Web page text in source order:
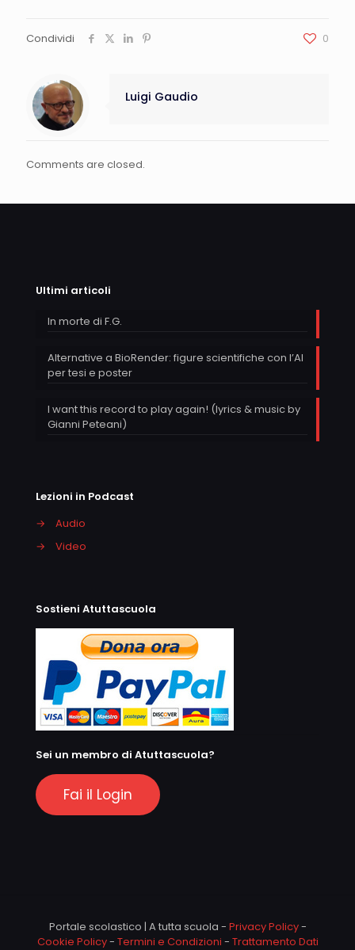
Condividi 0
Luigi Gaudio
Comments are closed.
Ultimi articoli
In morte di F.G.
Alternative a BioRender: figure scientifiche con l’AI
per tesi e poster
I want this record to play again! (lyrics & music by
Gianni Peteani)
Lezioni in Podcast
→
Audio
→
Video
Sostieni Atuttascuola
Sei un membro di Atuttascuola?
Fai il Login
Portale scolastico | A tutta scuola - Privacy Policy-
Cookie Policy- Termini e Condizioni - Trattamento Dati